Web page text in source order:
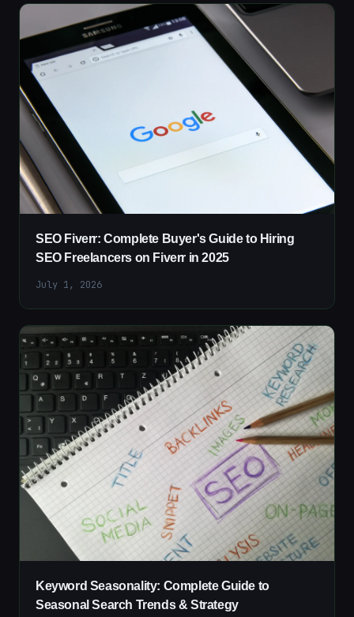
SEO Fiverr: Complete Buyer's Guide to Hiring
SEO Freelancers on Fiverr in 2025
July 1, 2026
Keyword Seasonality: Complete Guide to
Seasonal Search Trends & Strategy